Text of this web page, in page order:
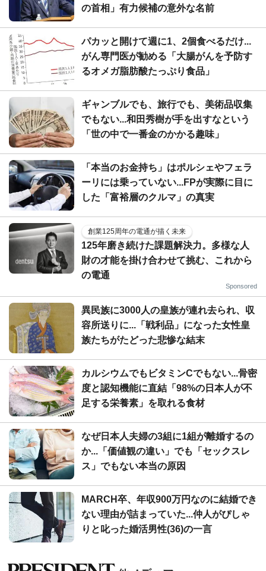
の首相」有力候補の意外な名前
パカッと開けて週に1、2個食べるだけ...
がん専門医が勧める「大腸がんを予防す
るオメガ脂肪酸たっぷり食品」
ギャンブルでも、旅行でも、美術品収集
でもない...和田秀樹が手を出すなという
「世の中で一番金のかかる趣味」
「本当のお金持ち」はポルシェやフェラ
ーリには乗っていない...FPが実際に目に
した「富裕層のクルマ」の真実
創業125周年の電通が描く未来
125年磨き続けた課題解決力。多様な人
財の才能を掛け合わせて挑む、これから
の電通
Sponsored
異民族に3000人の皇族が連れ去られ、収
容所送りに...「戦利品」になった女性皇
族たちがたどった悲惨な結末
カルシウムでもビタミンCでもない...骨密
度と認知機能に直結「98%の日本人が不
足する栄養素」を取れる食材
なぜ日本人夫婦の3組に1組が離婚するの
か...「価値観の違い」でも「セックスレ
ス」でもない本当の原因
MARCH卒、年収900万円なのに結婚でき
ない理由が詰まっていた...仲人がぴしゃ
りと叱った婚活男性(36)の一言